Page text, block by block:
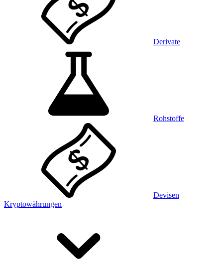
Derivate
Rohstoffe
Devisen
Kryptowährungen